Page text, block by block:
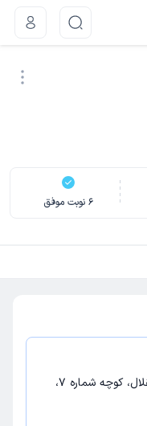
6 نوبت موفق
کرمان - کرمان، خیابان استقلال، کوچه شماره 7،